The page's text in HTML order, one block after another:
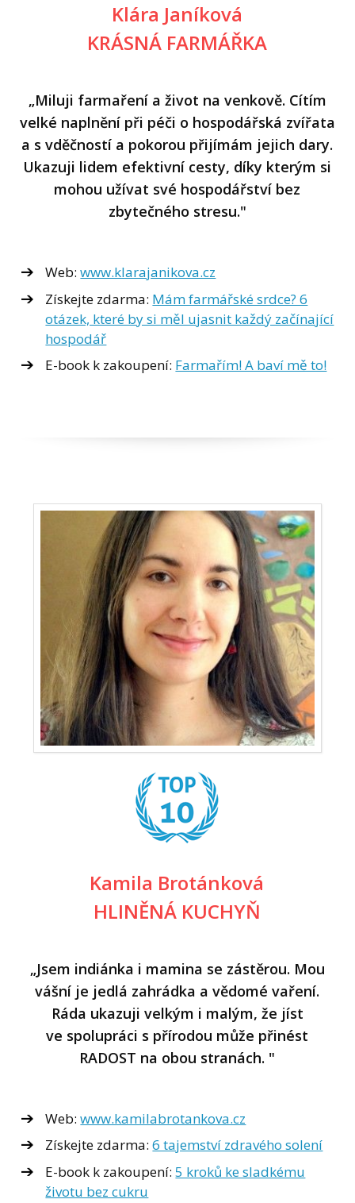
Klára Janíková
KRÁSNÁ FARMÁŘKA
„Miluji farmaření a život na venkově. Cítím
velké naplnění při péči o hospodářská zvířata
a s vděčností a pokorou přijímám jejich dary.
Ukazuji lidem efektivní cesty, díky kterým si
mohou užívat své hospodářství bez
zbytečného stresu."
Web:www.klarajanikova.cz
Získejte zdarma: Mám farmářské srdce? 6
otázek, které by si měl ujasnit každý začínající
hospodář
E-book k zakoupení: Farmařím! A baví mě to!
Kamila Brotánková
HLINĚNÁ KUCHYŇ
„Jsem indiánka i mamina se zástěrou. Mou
vášní je jedlá zahrádka a vědomé vaření.
Ráda ukazuji velkým i malým, že jíst
ve spolupráci s přírodou může přinést
RADOST na obou stranách. "
Web:www.kamilabrotankova.cz
Získejte zdarma:6 tajemství zdravého solení
E-book k zakoupení:5 kroků ke sladkému
životu bez cukru